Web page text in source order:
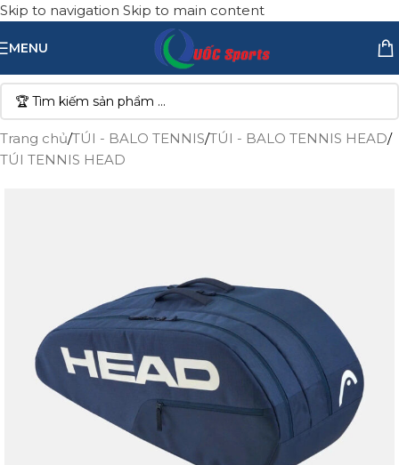
Skip to navigation Skip to main content
MENU
Trang chủ/TÚI - BALO TENNIS/TÚI - BALO TENNIS HEAD/
TÚI TENNIS HEAD